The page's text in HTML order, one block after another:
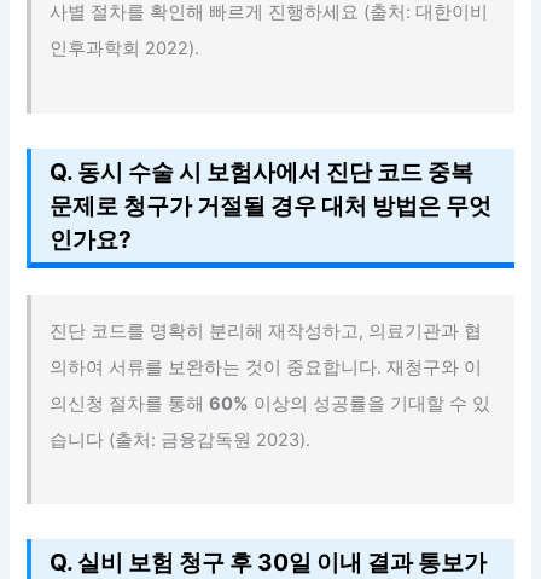
사별 절차를 확인해 빠르게 진행하세요 (출처: 대한이비
인후과학회 2022).
Q. 동시 수술 시 보험사에서 진단 코드 중복
문제로 청구가 거절될 경우 대처 방법은 무엇
인가요?
진단 코드를 명확히 분리해 재작성하고, 의료기관과 협
의하여 서류를 보완하는 것이 중요합니다. 재청구와 이
의신청 절차를 통해60% 이상의 성공률을 기대할 수 있
습니다 (출처: 금융감독원 2023).
Q. 실비 보험 청구 후 30일 이내 결과 통보가